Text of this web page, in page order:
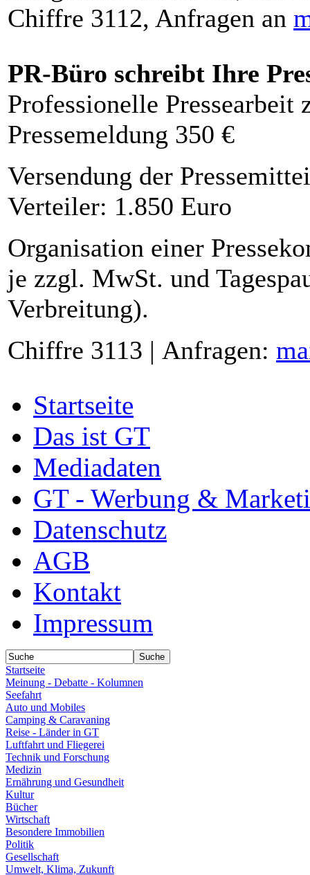
Chiffre 3112, Anfragen an
PR-Büro schreibt Ihre
Professionelle Pressearbeit
Pressemeldung 350 €
Versendung der
Verteiler: 1.850 Euro
Organisation einer
je zzgl. MwSt. und
Verbreitung).
Chiffre 3113 | Anfragen:
Startseite
Das ist GT
Mediadaten
GT - Werbung &
Datenschutz
AGB
Kontakt
Impressum
Startseite
Meinung - Debatte - Kolumnen
Seefahrt
Auto und Mobiles
Camping & Caravaning
Reise - Länder in GT
Luftfahrt und Fliegerei
Technik und Forschung
Medizin
Ernährung und Gesundheit
Kultur
Bücher
Wirtschaft
Besondere Immobilien
Politik
Gesellschaft
Umwelt, Klima, Zukunft